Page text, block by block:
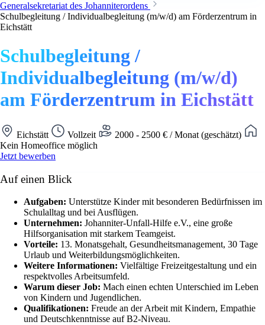
Generalsekretariat des Johanniterordens
Schulbegleitung / Individualbegleitung (m/w/d) am Förderzentrum in
Eichstätt
Schulbegleitung /
Individualbegleitung (m/w/d)
am Förderzentrum in Eichstätt
Eichstätt Vollzeit
2000 - 2500 € / Monat (geschätzt)
Kein Homeoffice möglich
Jetzt bewerben
Auf einen Blick
Aufgaben: Unterstütze Kinder mit besonderen Bedürfnissen im
Schulalltag und bei Ausflügen.
Unternehmen: Johanniter-Unfall-Hilfe e.V., eine große
Hilfsorganisation mit starkem Teamgeist.
Vorteile: 13. Monatsgehalt, Gesundheitsmanagement, 30 Tage
Urlaub und Weiterbildungsmöglichkeiten.
Weitere Informationen: Vielfältige Freizeitgestaltung und ein
respektvolles Arbeitsumfeld.
Warum dieser Job: Mach einen echten Unterschied im Leben
von Kindern und Jugendlichen.
Qualifikationen: Freude an der Arbeit mit Kindern, Empathie
und Deutschkenntnisse auf B2-Niveau.